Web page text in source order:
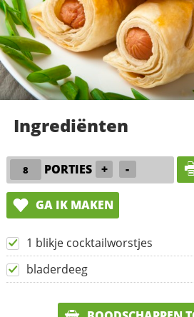
Ingrediënten
PORTIES + -
GA IK MAKEN
1 blikje cocktailworstjes
bladerdeeg